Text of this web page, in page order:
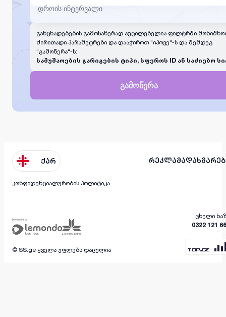
განცხადებების გამოსაწერად აუცილებელია ფილტრში
ძირითადი პარამეტრები და დააჭიროთ "იპოვე"-ს და შემდეგ
"გამოწერა"-ს:
სამუშაოების გარიგების ტიპი, სფეროს ID ან საძიებო
გამოწერა
ქარ რეკლამა
კონფიდენციალურობის პოლიტიკა
ცხელი
0322 121
© SS.ge ყველა უფლება დაცულია